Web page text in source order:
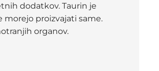
dodatkov. Taurin je
morejo proizvajati same.
organov.